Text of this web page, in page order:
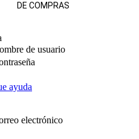
DE COMPRAS
de usuario
ayuda
electrónico